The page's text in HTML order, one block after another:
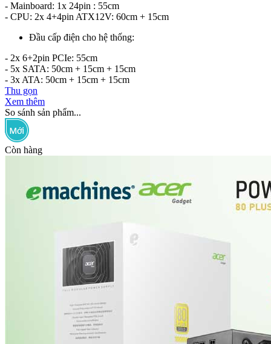
- Mainboard: 1x 24pin : 55cm
- CPU: 2x 4+4pin ATX12V: 60cm + 15cm
Đầu cấp điện cho hệ thống:
- 2x 6+2pin PCIe: 55cm
- 5x SATA: 50cm + 15cm + 15cm
- 3x ATA: 50cm + 15cm + 15cm
Thu gọn
Xem thêm
So sánh sản phẩm...
Còn hàng